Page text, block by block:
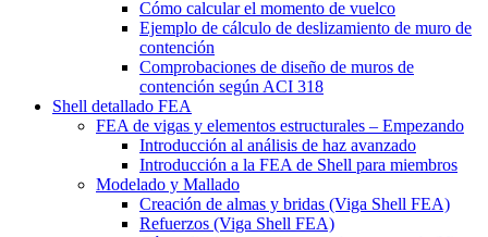
Cómo calcular el momento de vuelco
Ejemplo de cálculo de deslizamiento de muro de
contención
Comprobaciones de diseño de muros de
contención según ACI 318
Shell detallado FEA
FEA de vigas y elementos estructurales – Empezando
Introducción al análisis de haz avanzado
Introducción a la FEA de Shell para miembros
Modelado y Mallado
Creación de almas y bridas (Viga Shell FEA)
Refuerzos (Viga Shell FEA)